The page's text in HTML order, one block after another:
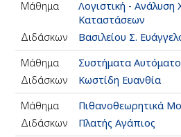
Μάθημα
Λογιστική - Ανάλυση
Καταστάσεων
Διδάσκων
Βασιλείου Σ.
Μάθημα
Συστήματα
Διδάσκων
Κωστίδη Ευανθία
Μάθημα
Πιθανοθεωρητικά
Διδάσκων
Πλατής Αγάπιος